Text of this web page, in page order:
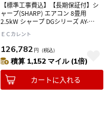
【標準工事費込】【長期保証付】シ
ャープ(SHARP) エアコン 8畳用
2.5kW シャープ DGシリーズ AY-
ＥＣカレント
126,782 円 （税込）
積算 1,152 マイル (1倍)
カートに入れる